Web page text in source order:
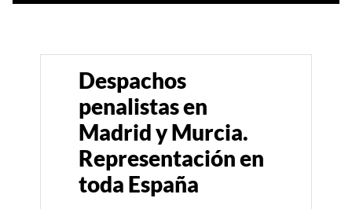
Despachos
penalistas en
Madrid y Murcia.
Representación en
toda España